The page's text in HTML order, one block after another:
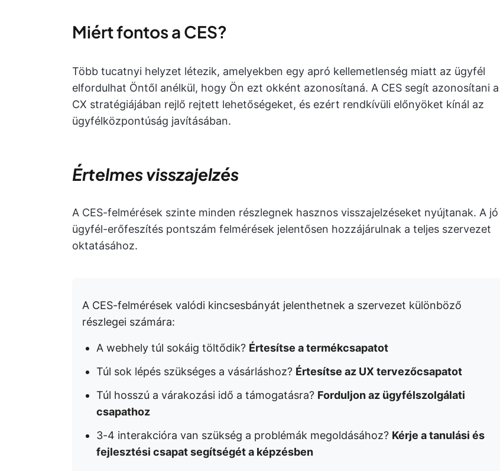
Miért fontos a CES?
Több tucatnyi helyzet létezik, amelyekben egy apró kellemetlenség miatt az ügyfél
elfordulhat Öntől anélkül, hogy Ön ezt okként azonosítaná. A CES segít azonosítani a
CX stratégiájában rejlő rejtett lehetőségeket, és ezért rendkívüli előnyöket kínál az
ügyfélközpontúság javításában.
Értelmes visszajelzés
A CES-felmérések szinte minden részlegnek hasznos visszajelzéseket nyújtanak. A jó
ügyfél-erőfeszítés pontszám felmérések jelentősen hozzájárulnak a teljes szervezet
oktatásához.
A CES-felmérések valódi kincsesbányát jelenthetnek a szervezet különböző
részlegei számára:
A webhely túl sokáig töltődik? Értesítse a termékcsapatot
Túl sok lépés szükséges a vásárláshoz? Értesítse az UX tervezőcsapatot
Túl hosszú a várakozási idő a támogatásra? Forduljon az ügyfélszolgálati
csapathoz
3-4 interakcióra van szükség a problémák megoldásához? Kérje a tanulási és
fejlesztési csapat segítségét a képzésben